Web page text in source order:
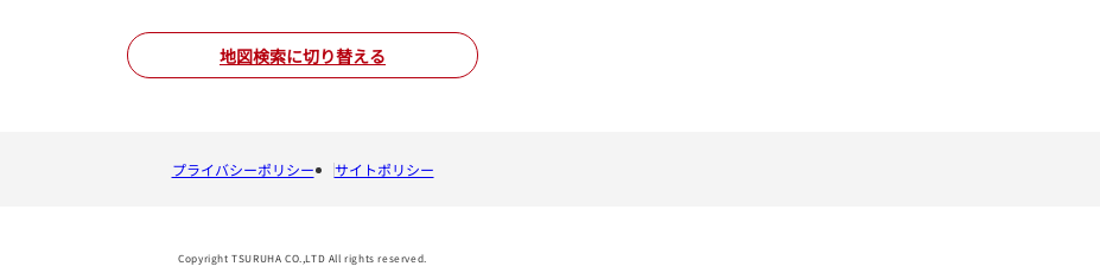
地図検索に切り替える
プライバシーポリシー サイトポリシー
Copyright TSURUHA CO.,LTD All rights reserved.